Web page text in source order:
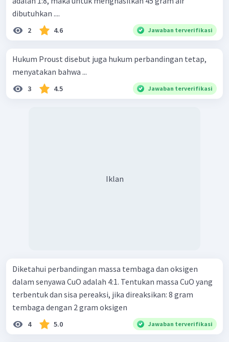
dibutuhkan ....
2 4.6 Jawaban terverifikasi
Hukum Proust disebut juga hukum perbandingan tetap,
menyatakan bahwa ...
3 4.5 Jawaban terverifikasi
Iklan
Diketahui perbandingan massa tembaga dan oksigen
dalam senyawa CuO adalah 4:1. Tentukan massa CuO yang
terbentuk dan sisa pereaksi, jika direaksikan: 8 gram
tembaga dengan 2 gram oksigen
4 5.0 Jawaban terverifikasi